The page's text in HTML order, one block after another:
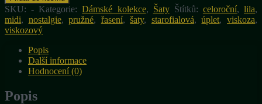
2
300,00 Kč
vůni",
šaty
z
viskóz.úpletu
množství
SKU:- Kategorie:Dámské kolekce, Šaty Štítků: celoroční, lila,
midi, nostalgie,pružné, řasení,šaty, starofialová,úplet,viskoza,
viskozový
Popis
Další informace
Hodnocení (0)
Popis